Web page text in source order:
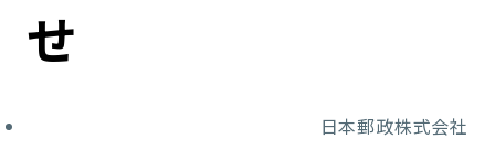
ガバナンス
株式情報
サステナビリティマネジメント
せ
日本郵政株式会社